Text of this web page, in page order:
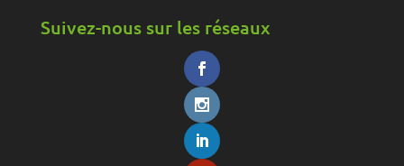
Suivez-nous sur les réseaux